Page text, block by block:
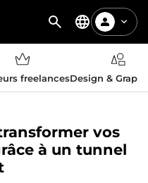
freelancesDesign &
vos
à un tunnel